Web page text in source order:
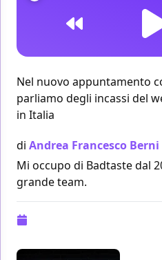
Nel nuovo appuntamento
parliamo degli incassi del
in Italia
di Andrea Francesco Berni
Mi occupo di Badtaste dal
grande team.